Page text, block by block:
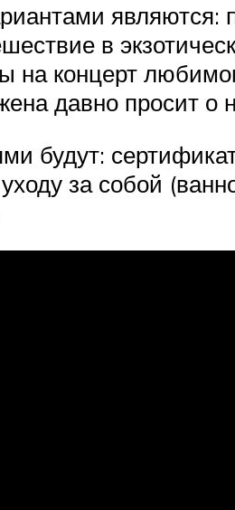
в
на концерт
давно просит о
будут:
за собой